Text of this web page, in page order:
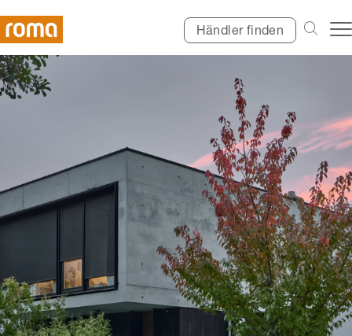
Händler finden